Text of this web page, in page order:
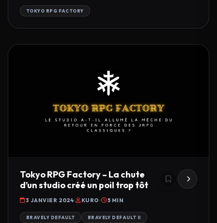
TOKYO RPG FACTORY
Tokyo RPG Factory – La chute
d’un studio créé un poil trop tôt
3 JANVIER 2024 KURO 5 MIN
BRAVELY DEFAULT BRAVELY DEFAULT II